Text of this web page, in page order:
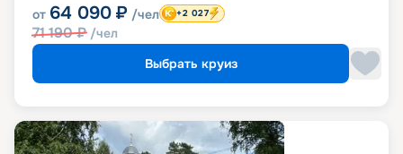
от 64 090 ₽ /чел
71 190₽ /чел
+2 027
Выбрать круиз